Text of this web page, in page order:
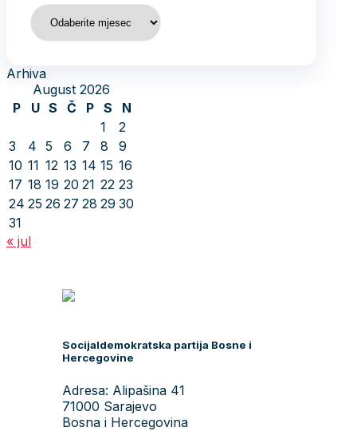
Arhiva
Arhiva
August 2026
P
U S Č P S
N
1
2
3
4 5 6 7 8
9
10 11 12 13 14 15 16
17 18 19 20 21 22 23
24 25 26 27 28 29 30
31
« jul
Socijaldemokratska partija Bosne i
Hercegovine
Adresa: Alipašina 41
71000 Sarajevo
Bosna i Hercegovina